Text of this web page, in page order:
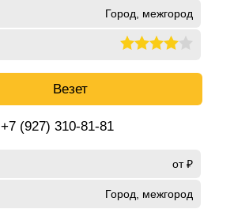
Город, межгород
Везет
+7 (927) 310-81-81
от ₽
Город, межгород